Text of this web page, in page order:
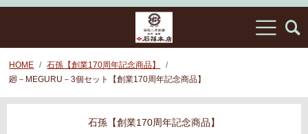
HOME
石孫【創業170周年記念商品】
廻－MEGURU－3個セット【創業170周年記念商品】
石孫【創業170周年記念商品】